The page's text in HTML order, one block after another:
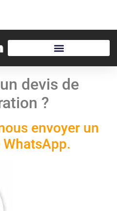
devis de
?
envoyer un